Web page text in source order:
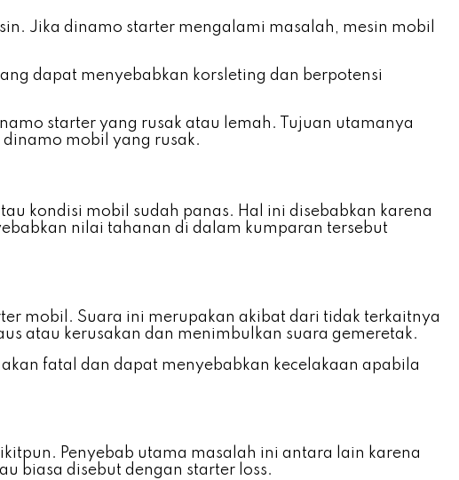
Jika dinamo starter mengalami masalah, mesin mobil
dapat menyebabkan korsleting dan berpotensi
starter yang rusak atau lemah. Tujuan utamanya
mobil yang rusak.
kondisi mobil sudah panas. Hal ini disebabkan karena
nilai tahanan di dalam kumparan tersebut
mobil. Suara ini merupakan akibat dari tidak terkaitnya
atau kerusakan dan menimbulkan suara gemeretak.
fatal dan dapat menyebabkan kecelakaan apabila
Penyebab utama masalah ini antara lain karena
biasa disebut dengan starter loss.